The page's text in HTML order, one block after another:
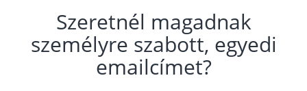
Szeretnél magadnak
személyre szabott, egyedi
emailcímet?